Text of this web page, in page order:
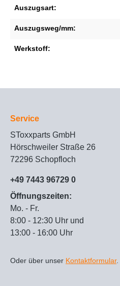
Auszugsart:
Auszugsweg/mm:
Werkstoff:
Service
SToxxparts GmbH
Hörschweiler Straße 26
72296 Schopfloch
+49 7443 96729 0
Öffnungszeiten:
Mo. - Fr.
8:00 - 12:30 Uhr und
13:00 - 16:00 Uhr
Oder über unser Kontaktformular.